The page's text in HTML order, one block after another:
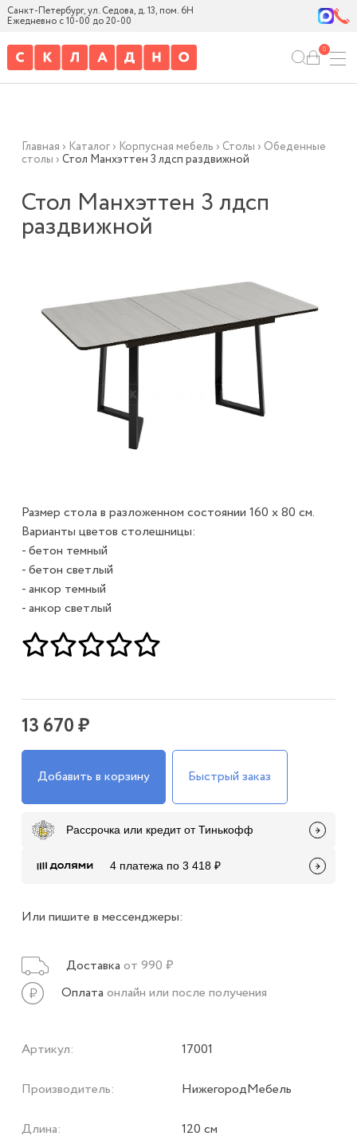
Санкт-Петербург, ул. Седова, д. 13, пом. 6Н
Ежедневно с 10-00 до 20-00
0
Главная › Каталог› Корпусная мебель › Столы › Обеденные
столы › Стол Манхэттен 3 лдсп раздвижной
Стол Манхэттен 3 лдсп
раздвижной
Размер стола в разложенном состоянии 160 х 80 см.
Варианты цветов столешницы:
- бетон темный
- бетон светлый
- анкор темный
- анкор светлый
13 670 ₽
Добавить в корзину Быстрый заказ
Рассрочка или кредит от Тинькофф
4 платежа по 3 418 ₽
Или пишите в мессенджеры:
Доставка от 990 ₽
Оплата онлайн или после получения
Артикул: 17001
Производитель: НижегородМебель
Длина: 120 см